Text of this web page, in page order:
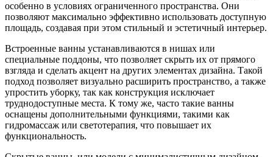
особенно в условиях ограниченного пространства. Они
позволяют максимально эффективно использовать доступную
площадь, создавая при этом стильный и эстетичный интерьер.
Встроенные ванны устанавливаются в нишах или
специальные поддоны, что позволяет скрыть их от прямого
взгляда и сделать акцент на других элементах дизайна. Такой
подход позволяет визуально расширить пространство, а также
упростить уборку, так как конструкция исключает
труднодоступные места. К тому же, часто такие ванны
оснащены дополнительными функциями, такими как
гидромассаж или светотерапия, что повышает их
функциональность.